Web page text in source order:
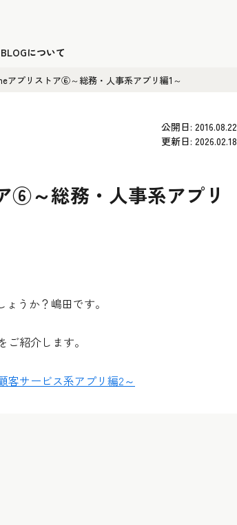
について
アプリストア⑥～総務・人事系アプリ編1～
公開日: 2016.08.22
更新日: 2026.02.18
⑥～総務・人事系アプリ
うか？嶋田です。
紹介します。
客サービス系アプリ編2～